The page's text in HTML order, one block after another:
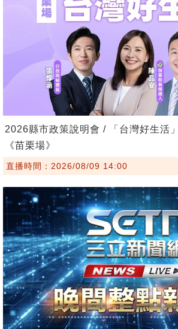
2026縣市政策說明會 / 「台灣好生活
《苗栗場》
直播時間：2026/08/09 14:00